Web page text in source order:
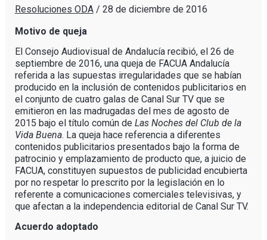
Resoluciones ODA/ 28 de diciembre de 2016
Motivo de queja
El Consejo Audiovisual de Andalucía recibió, el 26 de
septiembre de 2016, una queja de FACUA Andalucía
referida a las supuestas irregularidades que se habían
producido en la inclusión de contenidos publicitarios en
el conjunto de cuatro galas de Canal Sur TV que se
emitieron en las madrugadas del mes de agosto de
2015 bajo el título común de Las Noches del Club de la
Vida Buena. La queja hace referencia a diferentes
contenidos publicitarios presentados bajo la forma de
patrocinio y emplazamiento de producto que, a juicio de
FACUA, constituyen supuestos de publicidad encubierta
por no respetar lo prescrito por la legislación en lo
referente a comunicaciones comerciales televisivas, y
que afectan a la independencia editorial de Canal Sur TV.
Acuerdo adoptado